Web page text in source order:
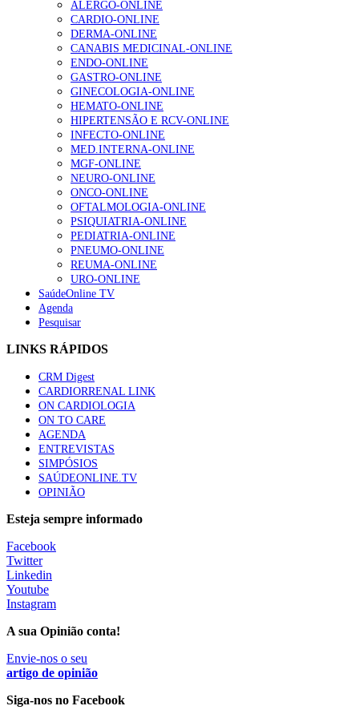
1.º Episódio do Podcast “Frequência Cardio – Sintoniza-
te na Insuficiência Cardíaca” da Bayer
207 visualizações
Enfermagem Forense. “Da urgência ao tribunal, cada
gesto conta e cada profissional faz a diferença”
203 visualizações
Alguns milhares de utentes podem ficar sem médico de
família com nova regras do registo, alerta associação
162 visualizações
“Os programas de rastreio do cancro do pulmão são
custo-efetivos e representam um investimento
sustentável para os sistemas de saúde”
Quase quatro em cada dez doentes com enfarte
apresentavam níveis elevados de Lp(a), revela estudo
88 visualizações
Trodelvy aprovado para primeira linha no cancro da
mama triplo negativo metastático em doentes não
elegíveis para inibidores PD-(L)1
61 visualizações
MAIS NOTÍCIAS
I Simpósio Internacional de Enfermagem Forense esgota
Ordem dos Médicos pede simplificação urgente das regras para
atualização de dados dos utentes
ALERGO-ONLINE
CARDIO-ONLINE
DERMA-ONLINE
CANABIS MEDICINAL-ONLINE
ENDO-ONLINE
GASTRO-ONLINE
GINECOLOGIA-ONLINE
HEMATO-ONLINE
HIPERTENSÃO E RCV-ONLINE
INFECTO-ONLINE
MED.INTERNA-ONLINE
MGF-ONLINE
NEURO-ONLINE
ONCO-ONLINE
OFTALMOLOGIA-ONLINE
PSIQUIATRIA-ONLINE
PEDIATRIA-ONLINE
PNEUMO-ONLINE
REUMA-ONLINE
URO-ONLINE
SaúdeOnline TV
Agenda
Pesquisar
LINKS RÁPIDOS
CRM Digest
CARDIORRENAL LINK
ON CARDIOLOGIA
ON TO CARE
AGENDA
ENTREVISTAS
SIMPÓSIOS
SAÚDEONLINE.TV
OPINIÃO
Esteja sempre informado
Facebook
Twitter
Linkedin
Youtube
Instagram
A sua Opinião conta!
Envie-nos o seu
artigo de opinião
Siga-nos no Facebook